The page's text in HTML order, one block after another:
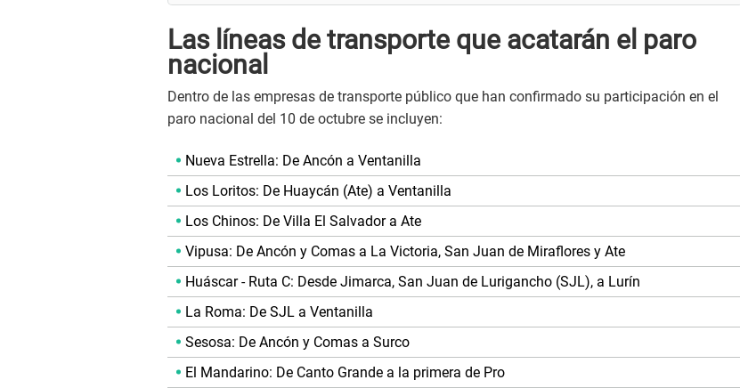
Las líneas de transporte que acatarán el paro
nacional
Dentro de las empresas de transporte público que han confirmado su participación en el
paro nacional del 10 de octubre se incluyen:
Nueva Estrella: De Ancón a Ventanilla
Los Loritos: De Huaycán (Ate) a Ventanilla
Los Chinos: De Villa El Salvador a Ate
Vipusa: De Ancón y Comas a La Victoria, San Juan de Miraflores y Ate
Huáscar - Ruta C: Desde Jimarca, San Juan de Lurigancho (SJL), a Lurín
La Roma: De SJL a Ventanilla
Sesosa: De Ancón y Comas a Surco
El Mandarino: De Canto Grande a la primera de Pro